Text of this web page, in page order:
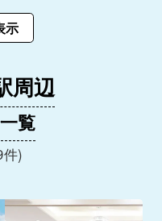
示
周辺
覧
)